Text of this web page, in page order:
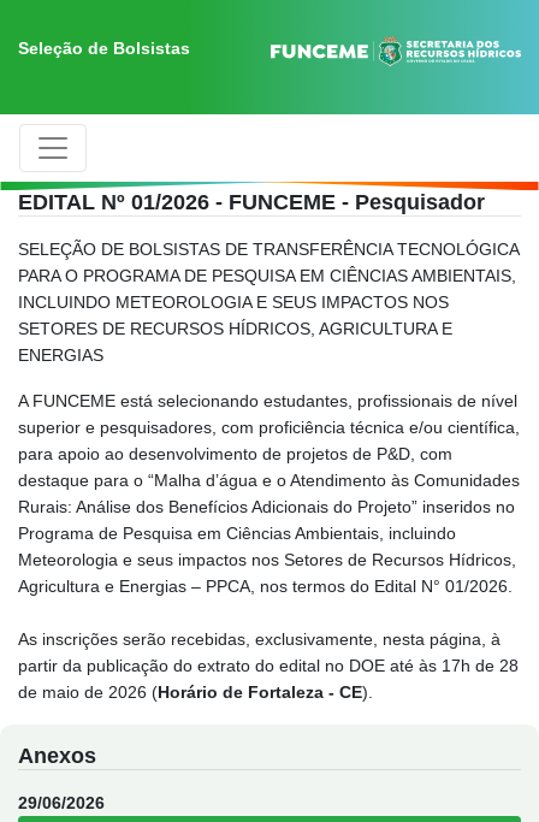
Seleção de Bolsistas
EDITAL Nº 01/2026 - FUNCEME - Pesquisador
SELEÇÃO DE BOLSISTAS DE TRANSFERÊNCIA TECNOLÓGICA
PARA O PROGRAMA DE PESQUISA EM CIÊNCIAS AMBIENTAIS,
INCLUINDO METEOROLOGIA E SEUS IMPACTOS NOS
SETORES DE RECURSOS HÍDRICOS, AGRICULTURA E
ENERGIAS
A FUNCEME está selecionando estudantes, profissionais de nível
superior e pesquisadores, com proficiência técnica e/ou científica,
para apoio ao desenvolvimento de projetos de P&D, com
destaque para o “Malha d’água e o Atendimento às Comunidades
Rurais: Análise dos Benefícios Adicionais do Projeto” inseridos no
Programa de Pesquisa em Ciências Ambientais, incluindo
Meteorologia e seus impactos nos Setores de Recursos Hídricos,
Agricultura e Energias – PPCA, nos termos do Edital N° 01/2026.
As inscrições serão recebidas, exclusivamente, nesta página, à
partir da publicação do extrato do edital no DOE até às 17h de 28
de maio de 2026 (Horário de Fortaleza - CE).
Anexos
29/06/2026